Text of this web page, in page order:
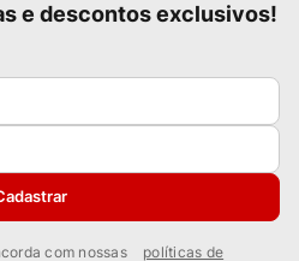
e descontos exclusivos!
com nossas
políticas de